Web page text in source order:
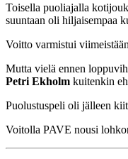
Toisella puoliajalla
suuntaan oli hiljaisempaa
Voitto varmistui
Mutta vielä ennen
Petri Ekholm kuitenkin
Puolustuspeli oli jälleen
Voitolla PAVE nousi